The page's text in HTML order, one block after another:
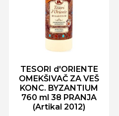
TESORI d'ORIENTE
OMEKŠIVAČ ZA VEŠ
KONC. BYZANTIUM
760 ml 38 PRANJA
(Artikal 2012)